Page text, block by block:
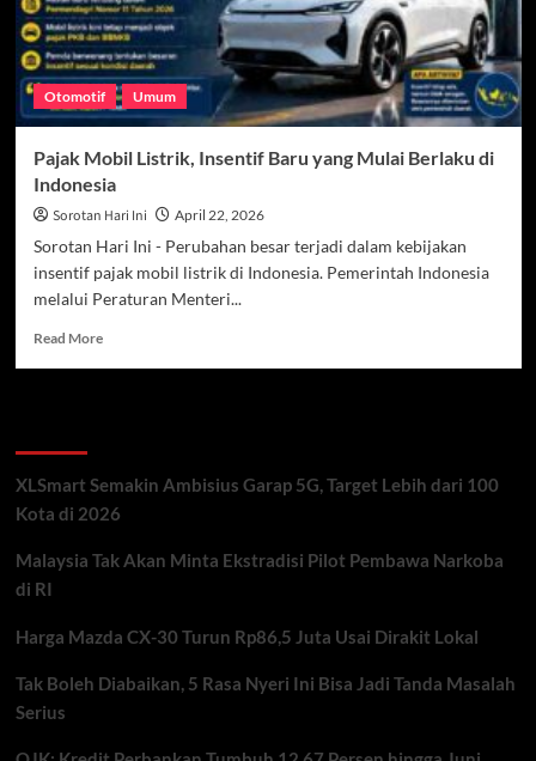
Otomotif Umum
Pajak Mobil Listrik, Insentif Baru yang Mulai Berlaku di
Indonesia
Sorotan Hari Ini April 22, 2026
Sorotan Hari Ini - Perubahan besar terjadi dalam kebijakan
insentif pajak mobil listrik di Indonesia. Pemerintah Indonesia
melalui Peraturan Menteri...
Read MoreRead
Baru
yang
Berlaku
XLSmart Semakin Ambisius Garap 5G, Target Lebih dari 100
Kota di 2026
Malaysia Tak Akan Minta Ekstradisi Pilot Pembawa Narkoba
di RI
Harga Mazda CX-30 Turun Rp86,5 Juta Usai Dirakit Lokal
Tak Boleh Diabaikan, 5 Rasa Nyeri Ini Bisa Jadi Tanda Masalah
Serius